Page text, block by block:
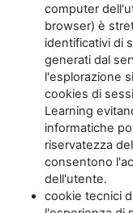
computer
browser) è
identificativi di
generati dal
l'esplorazione
cookies di
Learning
informatiche
riservatezza
consentono
dell'utente.
cookie tecnici